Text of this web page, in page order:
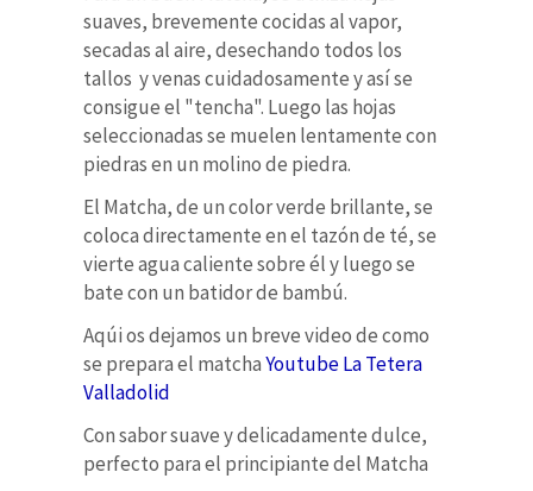
suaves, brevemente cocidas al vapor,
secadas al aire, desechando todos los
tallos y venas cuidadosamente y así se
consigue el "tencha". Luego las hojas
seleccionadas se muelen lentamente con
piedras en un molino de piedra.
El Matcha, de un color verde brillante, se
coloca directamente en el tazón de té, se
vierte agua caliente sobre él y luego se
bate con un batidor de bambú.
Aqúi os dejamos un breve video de como
se prepara el matchaYoutube La Tetera
Valladolid
Con sabor suave y delicadamente dulce,
perfecto para el principiante del Matcha